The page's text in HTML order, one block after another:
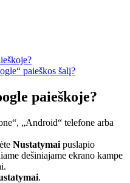
paieškos šalį?
paieškoje?
„Android“ telefone arba
Nustatymai puslapio
dešiniajame ekrano kampe
.